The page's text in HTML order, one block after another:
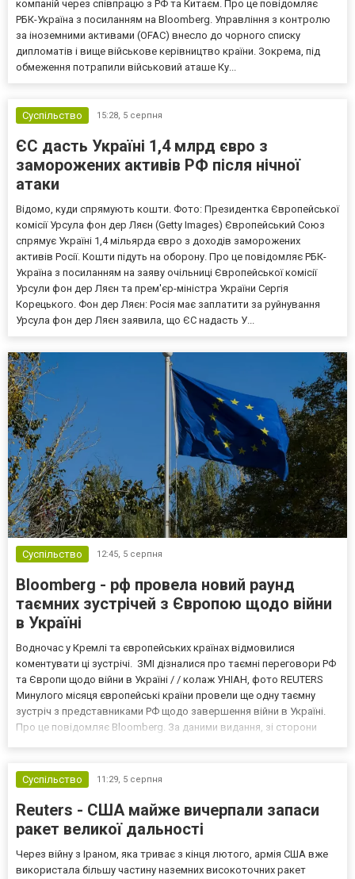
компаній через співпрацю з РФ та Китаєм. Про це повідомляє
РБК-Україна з посиланням на Bloomberg. Управління з контролю
за іноземними активами (OFAC) внесло до чорного списку
дипломатів і вище військове керівництво країни. Зокрема, під
обмеження потрапили військовий аташе Ку...
Суспільство 15:28, 5 серпня
ЄС дасть Україні 1,4 млрд євро з
заморожених активів РФ після нічної
атаки
Відомо, куди спрямують кошти. Фото: Президентка Європейської
комісії Урсула фон дер Ляєн (Getty Images) Європейський Союз
спрямує Україні 1,4 мільярда євро з доходів заморожених
активів Росії. Кошти підуть на оборону. Про це повідомляє РБК-
Україна з посиланням на заяву очільниці Європейської комісії
Урсули фон дер Ляєн та прем'єр-міністра України Сергія
Корецького. Фон дер Ляєн: Росія має заплатити за руйнування
Урсула фон дер Ляєн заявила, що ЄС надасть У...
Суспільство 12:45, 5 серпня
Bloomberg - рф провела новий раунд
таємних зустрічей з Європою щодо війни
в Україні
Водночас у Кремлі та європейських країнах відмовилися
коментувати ці зустрічі. ЗМІ дізналися про таємні переговори РФ
та Європи щодо війни в Україні / / колаж УНІАН, фото REUTERS
Минулого місяця європейські країни провели ще одну таємну
зустріч з представниками РФ щодо завершення війни в Україні.
Про це повідомляє Bloomberg. За даними видання, зі сторони
Суспільство
11:29, 5 серпня
Reuters - США майже вичерпали запаси
ракет великої дальності
Через війну з Іраном, яка триває з кінця лютого, армія США вже
використала більшу частину наземних високоточних ракет